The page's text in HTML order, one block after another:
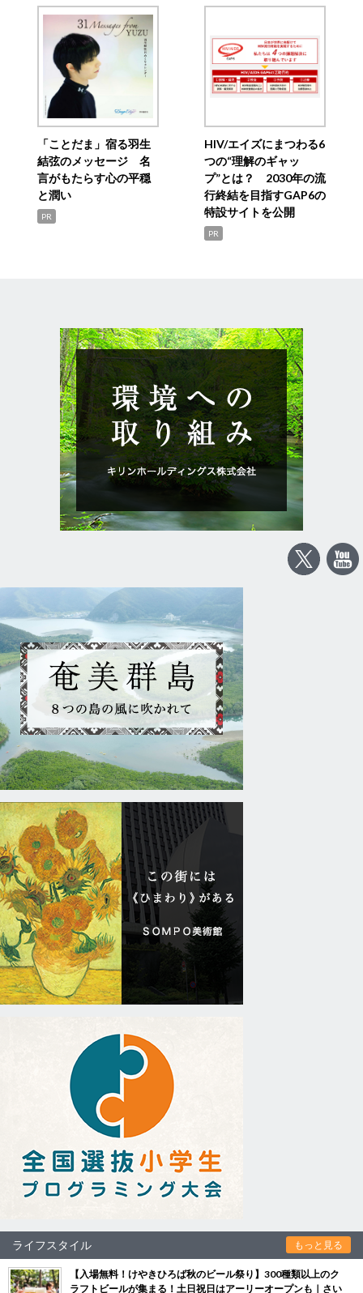
「ことだま」宿る羽生
結弦のメッセージ 名
言がもたらす心の平穏
と潤い
PR
HIV/エイズにまつわる6
つの“理解のギャッ
プ”とは？ 2030年の流
行終結を目指すGAP6の
特設サイトを公開
PR
ライフスタイル もっと見る
【入場無料！けやきひろば秋のビール祭り】300種類以上のク
ラフトビールが集まる！土日祝日はアーリーオープンも｜さい